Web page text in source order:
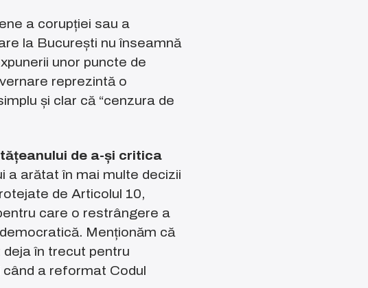
a corupției sau a
la București nu înseamnă
unor puncte de
reprezintă o
și clar că “cenzura de
de a-și critica
a arătat în mai multe decizii
de Articolul 10,
care o restrângere a
Menționăm că
în trecut pentru
a reformat Codul